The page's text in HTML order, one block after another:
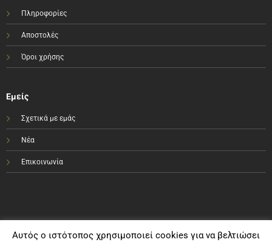
Πληροφορίες
Αποστολές
Όροι χρήσης
Εμείς
Σχετικά με εμάς
Νέα
Επικοινωνία
Αυτός ο ιστότοπος χρησιμοποιεί cookies για να βελτιώσει